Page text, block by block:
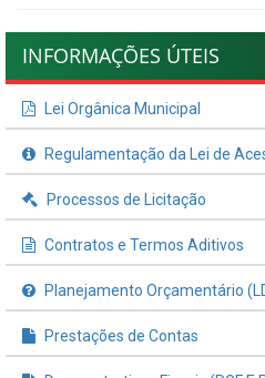
INFORMAÇÕES ÚTEIS
Lei Orgânica Municipal
Regulamentação da Lei de
Processos de Licitação
Contratos e Termos Aditivos
Planejamento Orçamentário
Prestações de Contas